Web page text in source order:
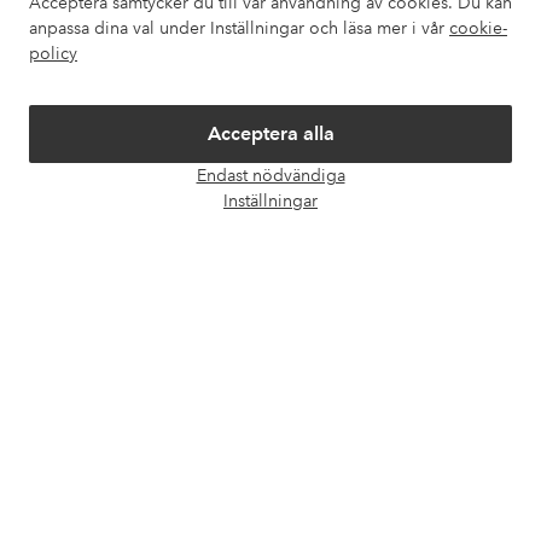
anpassa dina val under Inställningar och läsa mer i vår cookie-
policy
Acceptera alla
Endast nödvändiga
Inställningar
Mina sidor
Våra tjänster